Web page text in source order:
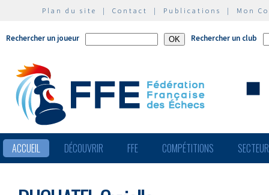
Plan du site | Contact | Publications | Mon
Rechercher un joueur Rechercher un club
ACCUEIL DÉCOUVRIR FFE COMPÉTITIONS